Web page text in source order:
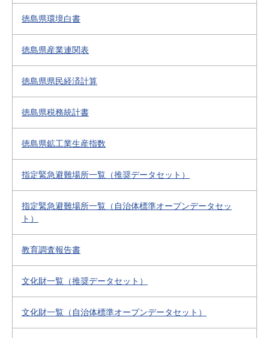
徳島県環境白書
徳島県産業連関表
徳島県県民経済計算
徳島県税務統計書
徳島県鉱工業生産指数
指定緊急避難場所一覧（推奨データセット）
指定緊急避難場所一覧（自治体標準オープンデータセッ
ト）
教育調査報告書
文化財一覧（推奨データセット）
文化財一覧（自治体標準オープンデータセット）